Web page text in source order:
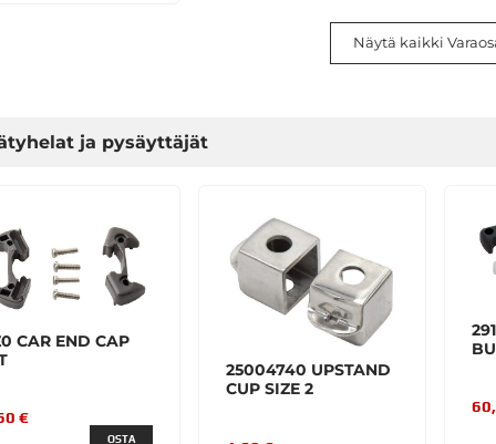
Näytä kaikki
ja pysäyttäjät
CAR END CAP
€
OSTA
25004740 UPSTAND
CUP SIZE 2